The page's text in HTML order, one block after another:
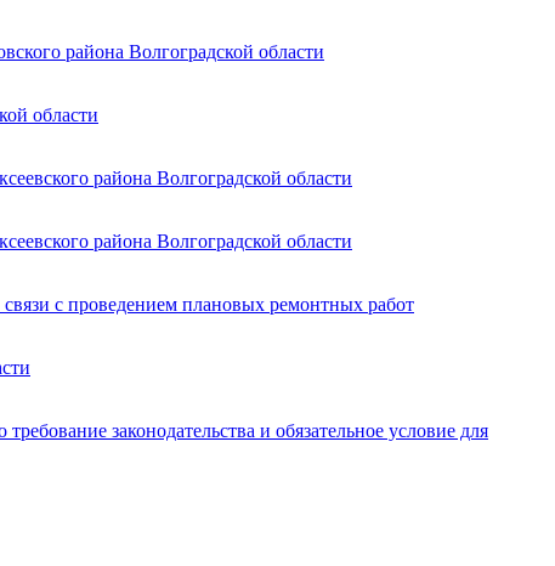
района Волгоградской области
области
района Волгоградской области
района Волгоградской области
с проведением плановых ремонтных работ
законодательства и обязательное условие для